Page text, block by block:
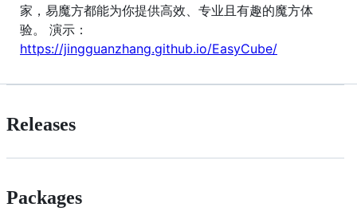
家，易魔方都能为你提供高效、专业且有趣的魔方体
验。 演示：
https://jingguanzhang.github.io/EasyCube/
Releases
Packages